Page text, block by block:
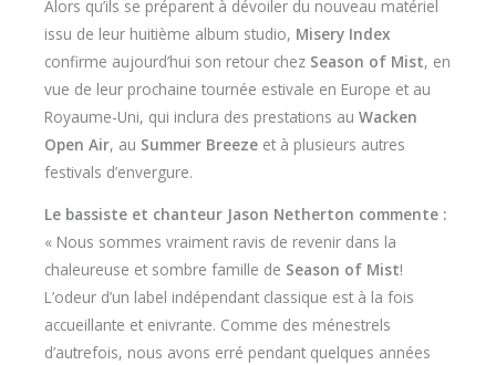
Alors qu’ils se préparent à dévoiler du nouveau matériel
issu de leur huitième album studio, Misery Index
confirme aujourd’hui son retour chez Season of Mist, en
vue de leur prochaine tournée estivale en Europe et au
Royaume-Uni, qui inclura des prestations au Wacken
Open Air, au Summer Breeze et à plusieurs autres
festivals d’envergure.
Le bassiste et chanteur Jason Netherton commente :
« Nous sommes vraiment ravis de revenir dans la
chaleureuse et sombre famille de Season of Mist!
L’odeur d’un label indépendant classique est à la fois
accueillante et enivrante. Comme des ménestrels
d’autrefois, nous avons erré pendant quelques années